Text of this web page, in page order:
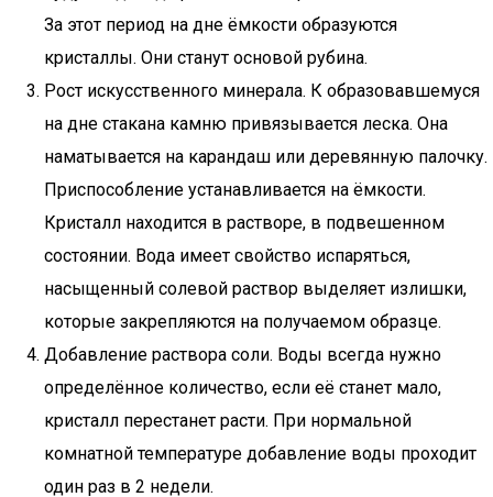
За этот период на дне ёмкости образуются
кристаллы. Они станут основой рубина.
Рост искусственного минерала. К образовавшемуся
на дне стакана камню привязывается леска. Она
наматывается на карандаш или деревянную палочку.
Приспособление устанавливается на ёмкости.
Кристалл находится в растворе, в подвешенном
состоянии. Вода имеет свойство испаряться,
насыщенный солевой раствор выделяет излишки,
которые закрепляются на получаемом образце.
Добавление раствора соли. Воды всегда нужно
определённое количество, если её станет мало,
кристалл перестанет расти. При нормальной
комнатной температуре добавление воды проходит
один раз в 2 недели.